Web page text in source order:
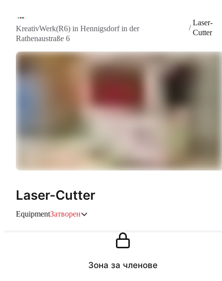
KreativWerk(R6) in Hennigsdorf in der
Rathenaustraße 6
/
Laser-
Cutter
Laser-Cutter
EquipmentЗатворен
Зона за членове